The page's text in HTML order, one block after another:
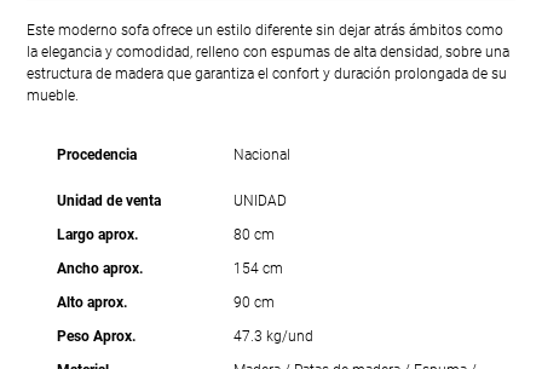
Este moderno sofa ofrece un estilo diferente sin dejar atrás ámbitos como
la elegancia y comodidad, relleno con espumas de alta densidad, sobre una
estructura de madera que garantiza el confort y duración prolongada de su
mueble.
Procedencia Nacional
Unidad de venta
UNIDAD
Largo aprox.
80 cm
Ancho aprox.
154 cm
Alto aprox.
90 cm
Peso Aprox.
47.3 kg/und